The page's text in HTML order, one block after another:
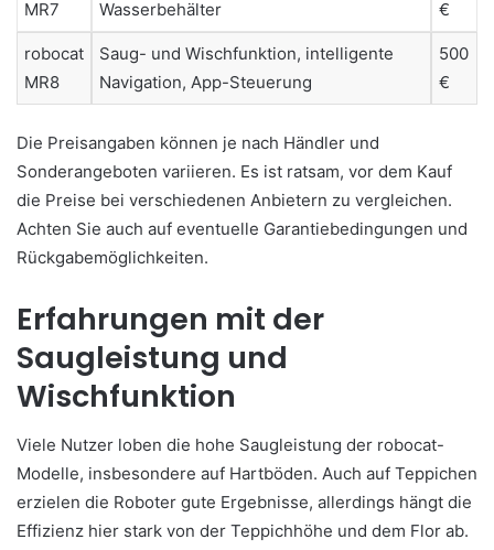
MR7 Wasserbehälter €
robocat
MR8
Saug- und Wischfunktion, intelligente
Navigation, App-Steuerung
500
€
Die Preisangaben können je nach Händler und
Sonderangeboten variieren. Es ist ratsam, vor dem Kauf
die Preise bei verschiedenen Anbietern zu vergleichen.
Achten Sie auch auf eventuelle Garantiebedingungen und
Rückgabemöglichkeiten.
Erfahrungen mit der
Saugleistung und
Wischfunktion
Viele Nutzer loben die hohe Saugleistung der robocat-
Modelle, insbesondere auf Hartböden. Auch auf Teppichen
erzielen die Roboter gute Ergebnisse, allerdings hängt die
Effizienz hier stark von der Teppichhöhe und dem Flor ab.